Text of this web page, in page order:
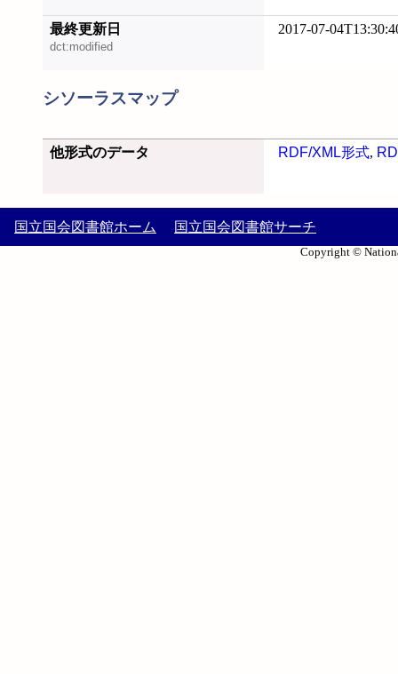
最終更新日
dct:modified
2017-07-
シソーラスマップ
他形式のデータ RDF/XML形式,
国立国会図書館ホーム 国立国会図書館サーチ
Copyright ©